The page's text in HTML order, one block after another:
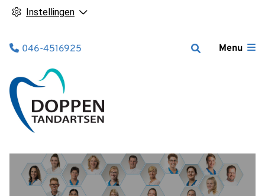
Instellingen
Menu
Tel:
046-4516925